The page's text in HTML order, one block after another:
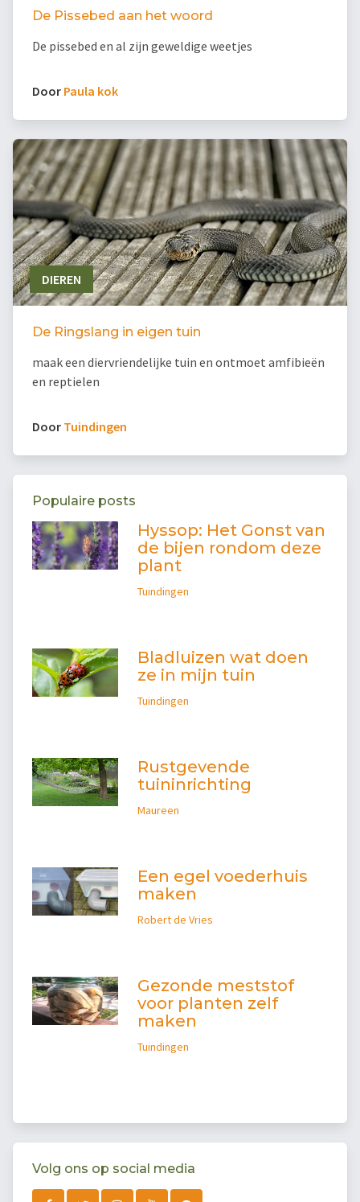
De Pissebed aan het woord
De pissebed en al zijn geweldige weetjes
Door Paula kok
DIEREN
De Ringslang in eigen tuin
maak een diervriendelijke tuin en ontmoet amfibieën
en reptielen
Door Tuindingen
Populaire posts
Hyssop: Het Gonst van
de bijen rondom deze
plant
Tuindingen
Bladluizen wat doen
ze in mijn tuin
Tuindingen
Rustgevende
tuininrichting
Maureen
Een egel voederhuis
maken
Robert de Vries
Gezonde meststof
voor planten zelf
maken
Tuindingen
Volg ons op social media